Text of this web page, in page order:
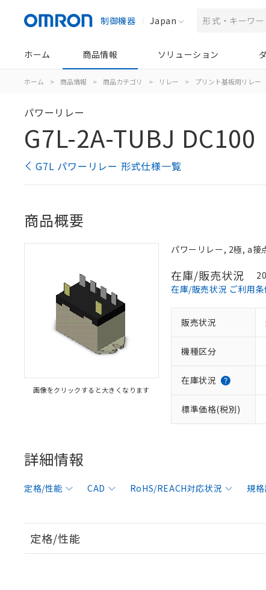
制御機器 Japan
ホーム 商品情報 ソリューション
ホーム > 商品情報 > 商品カテゴリ > リレー > プリント基板用リレー
パワーリレー
G7L-2A-TUBJ DC100
G7L パワーリレー 形式仕様一覧
商品概要
画像をクリックすると大きくなります
パワーリレー, 2極, a接
在庫/販売状況
在庫/販売状況 ご利用条
販売状況
機種区分
在庫状況
標準価格(税別)
詳細情報
定格/性能 CAD RoHS/REACH対応状況 規
定格/性能